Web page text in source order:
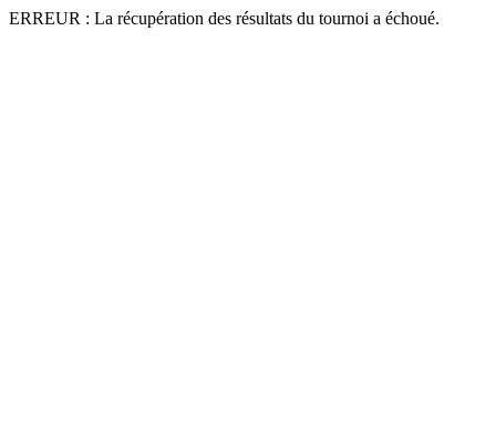
ERREUR : La récupération des résultats du tournoi a échoué.